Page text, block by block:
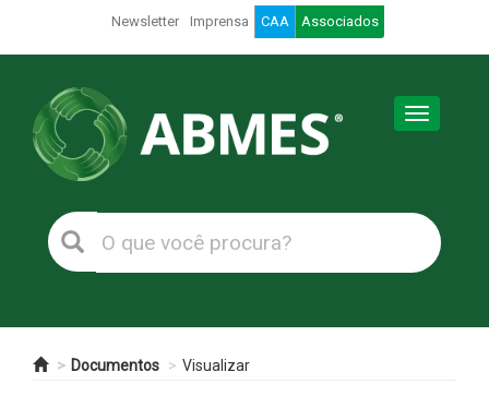
Newsletter Imprensa CAA Associados
Toggle
Documentos Visualizar